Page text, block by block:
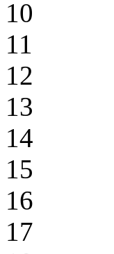
10
11
12
13
14
15
16
17